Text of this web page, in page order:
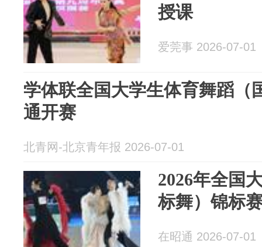
授课
爱莞事 2026-07-01
学体联全国大学生体育舞蹈（
通开赛
北青网-北京青年报 2026-07-01
2026年全国
标舞）锦标
在昭通 2026-07-01